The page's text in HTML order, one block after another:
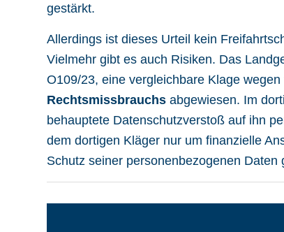
gestärkt.
Allerdings ist dieses Urteil kein
Vielmehr gibt es auch Risiken. Das
O109/23, eine vergleichbare Klage wegen
Rechtsmissbrauchs abgewiesen. Im
behauptete Datenschutzverstoß auf ihn
dem dortigen Kläger nur um finanzielle
Schutz seiner personenbezogenen